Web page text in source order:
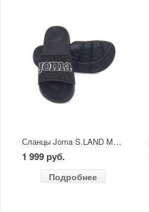
Сланцы Joma S.LAND MEN 2501 черные
1 999 руб.
Подробнее